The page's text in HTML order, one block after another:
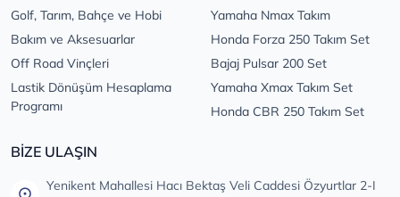
Golf, Tarım, Bahçe ve Hobi
Bakım ve Aksesuarlar
Off Road Vinçleri
Lastik Dönüşüm Hesaplama
Programı
Yamaha Nmax Takım
Honda Forza 250 Takım Set
Bajaj Pulsar 200 Set
Yamaha Xmax Takım Set
Honda CBR 250 Takım Set
BİZE ULAŞIN
Yenikent Mahallesi Hacı Bektaş Veli Caddesi Özyurtlar 2-I